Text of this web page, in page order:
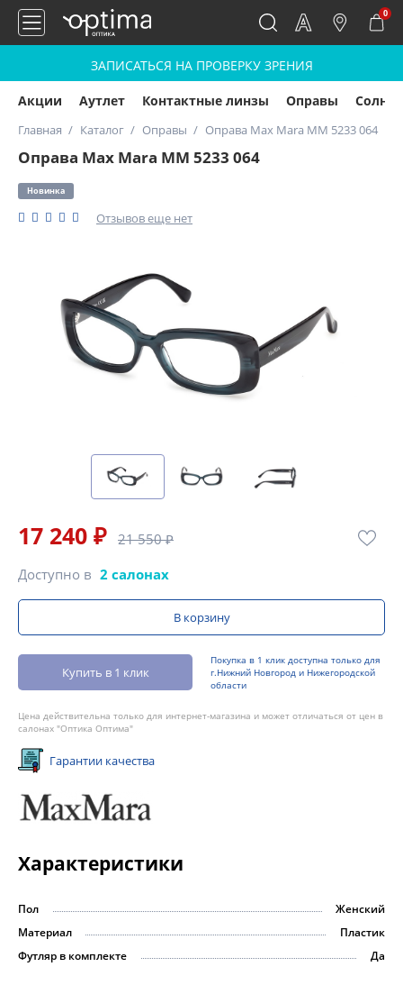
0
ЗАПИСАТЬСЯ НА ПРОВЕРКУ ЗРЕНИЯ
Акции Аутлет Контактные линзы Оправы
Главная Каталог Оправы Оправа Max Mara MM 5233 064
Оправа Max Mara MM 5233 064
Новинка
Отзывов еще нет
17 240 ₽ 21 550 ₽
Доступно в 2 салонах
В корзину
Купить в 1 клик
Покупка в 1 клик доступна только для
г.Нижний Новгород и Нижегородской
области
Цена действительна только для интернет-магазина и может отличаться от цен в
салонах "Оптика Оптима"
Гарантии качества
Характеристики
Пол
Женский
Материал
Пластик
Футляр в комплекте
Да